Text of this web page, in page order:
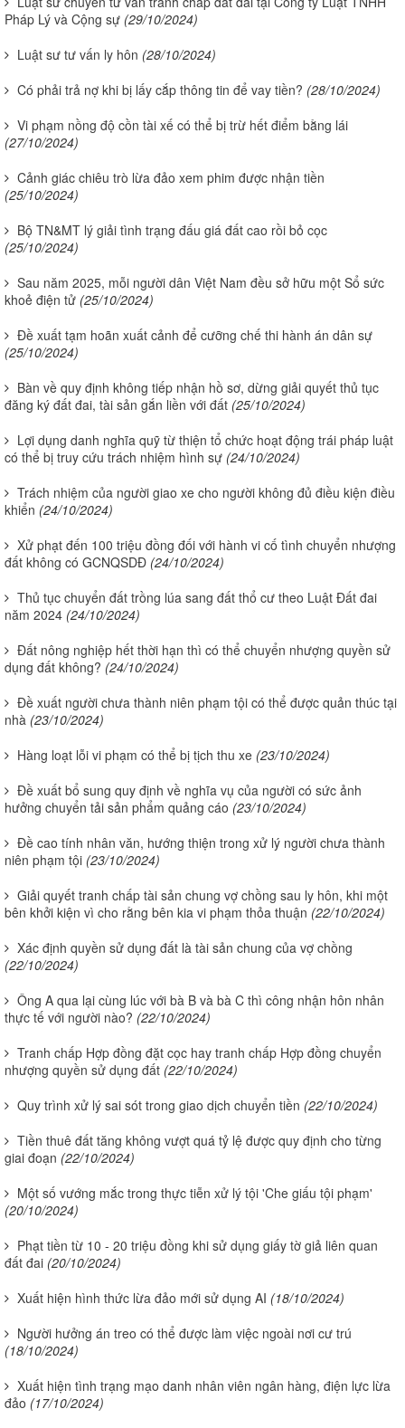
Pháp Lý và Cộng sự (29/10/2024)
Luật sư tư vấn ly hôn (28/10/2024)
Có phải trả nợ khi bị lấy cắp thông tin để vay tiền? (28/10/2024)
Vi phạm nồng độ cồn tài xế có thể bị trừ hết điểm bằng lái
(27/10/2024)
Cảnh giác chiêu trò lừa đảo xem phim được nhận tiền
(25/10/2024)
Bộ TN&MT lý giải tình trạng đấu giá đất cao rồi bỏ cọc
(25/10/2024)
Sau năm 2025, mỗi người dân Việt Nam đều sở hữu một Sổ sức
khoẻ điện tử (25/10/2024)
Đề xuất tạm hoãn xuất cảnh để cưỡng chế thi hành án dân sự
(25/10/2024)
Bàn về quy định không tiếp nhận hồ sơ, dừng giải quyết thủ tục
đăng ký đất đai, tài sản gắn liền với đất (25/10/2024)
Lợi dụng danh nghĩa quỹ từ thiện tổ chức hoạt động trái pháp luật
có thể bị truy cứu trách nhiệm hình sự (24/10/2024)
Trách nhiệm của người giao xe cho người không đủ điều kiện điều
khiển (24/10/2024)
Xử phạt đến 100 triệu đồng đối với hành vi cố tình chuyển nhượng
đất không có GCNQSDĐ (24/10/2024)
Thủ tục chuyển đất trồng lúa sang đất thổ cư theo Luật Đất đai
năm 2024 (24/10/2024)
Đất nông nghiệp hết thời hạn thì có thể chuyển nhượng quyền sử
dụng đất không? (24/10/2024)
Đề xuất người chưa thành niên phạm tội có thể được quản thúc tại
nhà (23/10/2024)
Hàng loạt lỗi vi phạm có thể bị tịch thu xe (23/10/2024)
Đề xuất bổ sung quy định về nghĩa vụ của người có sức ảnh
hưởng chuyển tải sản phẩm quảng cáo (23/10/2024)
Đề cao tính nhân văn, hướng thiện trong xử lý người chưa thành
niên phạm tội (23/10/2024)
Giải quyết tranh chấp tài sản chung vợ chồng sau ly hôn, khi một
bên khởi kiện vì cho rằng bên kia vi phạm thỏa thuận (22/10/2024)
Xác định quyền sử dụng đất là tài sản chung của vợ chồng
(22/10/2024)
Ông A qua lại cùng lúc với bà B và bà C thì công nhận hôn nhân
thực tế với người nào? (22/10/2024)
Tranh chấp Hợp đồng đặt cọc hay tranh chấp Hợp đồng chuyển
nhượng quyền sử dụng đất (22/10/2024)
Quy trình xử lý sai sót trong giao dịch chuyển tiền (22/10/2024)
Tiền thuê đất tăng không vượt quá tỷ lệ được quy định cho từng
giai đoạn (22/10/2024)
Một số vướng mắc trong thực tiễn xử lý tội 'Che giấu tội phạm'
(20/10/2024)
Phạt tiền từ 10 - 20 triệu đồng khi sử dụng giấy tờ giả liên quan
đất đai (20/10/2024)
Xuất hiện hình thức lừa đảo mới sử dụng AI (18/10/2024)
Người hưởng án treo có thể được làm việc ngoài nơi cư trú
(18/10/2024)
Xuất hiện tình trạng mạo danh nhân viên ngân hàng, điện lực lừa
đảo (17/10/2024)